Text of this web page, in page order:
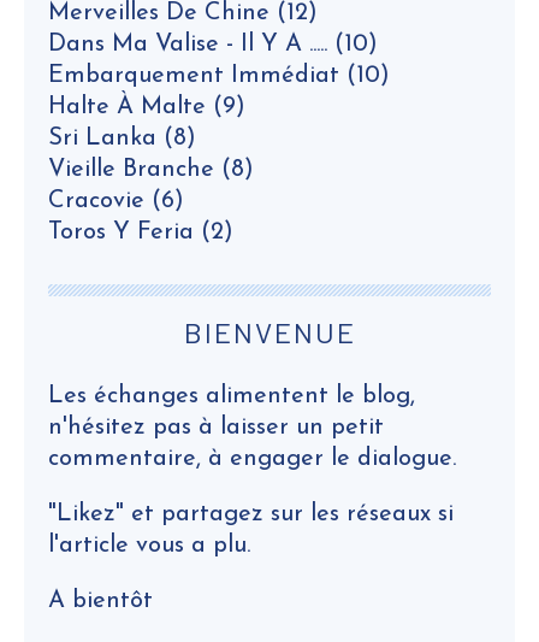
Merveilles De Chine (12)
Dans Ma Valise - Il Y A ..... (10)
Embarquement Immédiat (10)
Halte À Malte (9)
Sri Lanka (8)
Vieille Branche (8)
Cracovie (6)
Toros Y Feria (2)
BIENVENUE
Les échanges alimentent le blog,
n'hésitez pas à laisser un petit
commentaire, à engager le dialogue.
"Likez" et partagez sur les réseaux si
l'article vous a plu.
A bientôt